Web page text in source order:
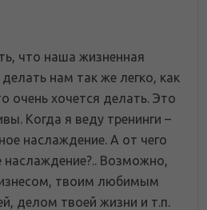
что наша жизненная
нам так же легко, как
очень хочется делать. Это
Когда я веду тренинги –
наслаждение. А от чего
Возможно,
твоим любимым
делом твоей жизни и т.п.